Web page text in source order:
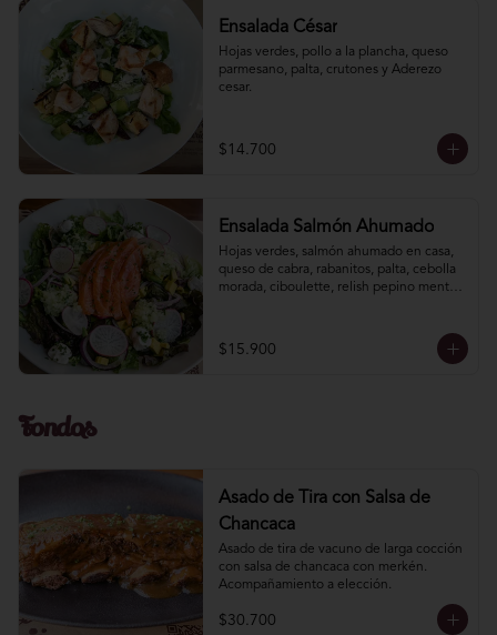
Ensalada César
Hojas verdes, pollo a la plancha, queso
parmesano, palta, crutones y Aderezo
cesar.
$14.700
Ensalada Salmón Ahumado
Hojas verdes, salmón ahumado en casa,
queso de cabra, rabanitos, palta, cebolla
morada, ciboulette, relish pepino menta.
$15.900
Fondos
Asado de Tira con Salsa de
Chancaca
Asado de tira de vacuno de larga cocción
con salsa de chancaca con merkén.
Acompañamiento a elección.
$30.700